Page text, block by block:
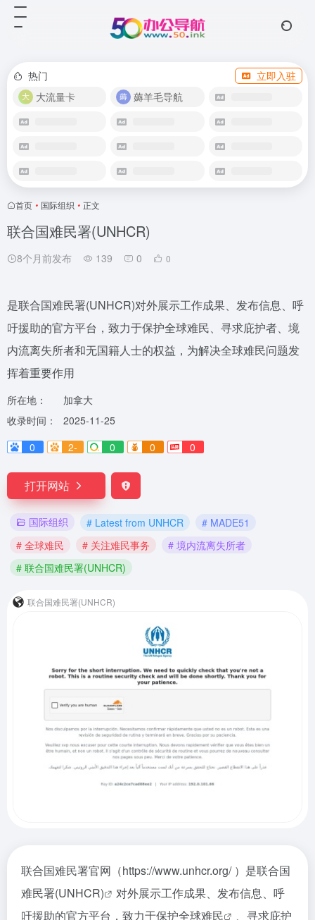
热门
立即入驻
大流量卡
薅羊毛导航
首页 • 国际组织 • 正文
联合国难民署(UNHCR)
8个月前发布 139 0 0
是联合国难民署(UNHCR)对外展示工作成果、发布信息、呼
吁援助的官方平台，致力于保护全球难民、寻求庇护者、境
内流离失所者和无国籍人士的权益，为解决全球难民问题发
挥着重要作用
所在地：
加拿大
收录时间：
2025-11-25
0
2- 0 0 0
打开网站
国际组织 # Latest from UNHCR
# MADE51
# 全球难民
# 关注难民事务
# 境内流离失所者
# 联合国难民署(UNHCR)
联合国难民署(UNHCR)
联合国难民署官网（https://www.unhcr.org/ ）是联合国
难民署(UNHCR)
对外展示工作成果、发布信息、呼
吁援助的官方平台，致力于保护全球难民
、寻求庇护